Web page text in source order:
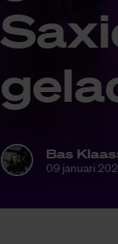
Bas
09 januari